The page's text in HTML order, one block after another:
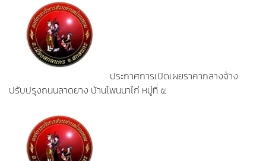
ประกาศการเปิดเผยราคากลางจ้าง
ปรับปรุงถนนลาดยาง บ้านโพนนาไก่ หมู่ที่ ๕